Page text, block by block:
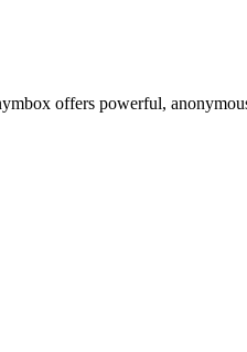
offers powerful,